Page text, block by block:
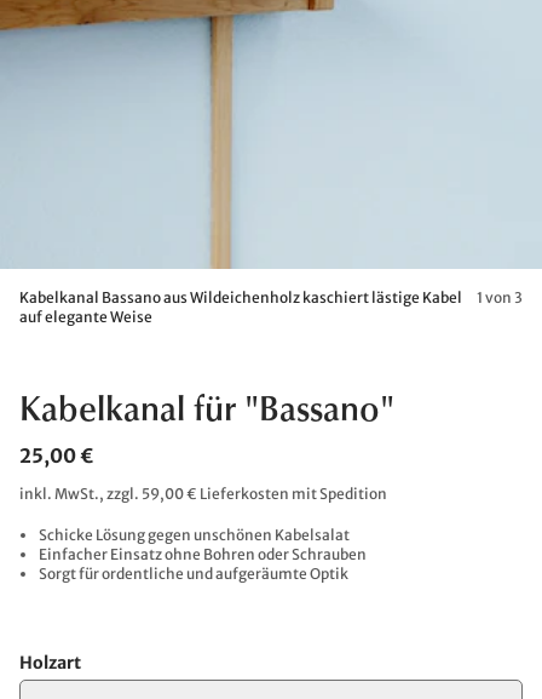
Kabelkanal Bassano aus Wildeichenholz kaschiert lästige Kabel
auf elegante Weise
1 von 3
Kabelkanal für "Bassano"
25,00 €
inkl. MwSt., zzgl. 59,00 € Lieferkosten mit Spedition
Schicke Lösung gegen unschönen Kabelsalat
Einfacher Einsatz ohne Bohren oder Schrauben
Sorgt für ordentliche und aufgeräumte Optik
Holzart